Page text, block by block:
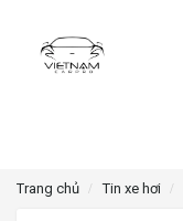
Trang chủ Tin xe hơi